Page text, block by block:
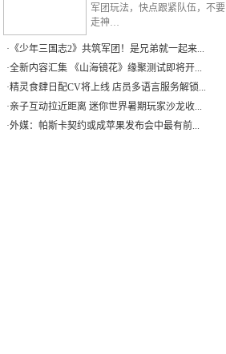
军团玩法，快点跟紧队伍，不要
走神…
· 《少年三国志2》共筑军团！是兄弟就一起来...
·全新内容汇集 《山海镜花》缘聚测试即将开...
·精灵食肆日配CV将上线 店员多语言服务解锁...
·亲子互动拉近距离 迷你世界暑期玩家沙龙收...
·外媒：帕斯卡契约或成苹果发布会中最有前...